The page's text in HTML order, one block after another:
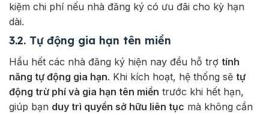
kiệm chi phí nếu nhà đăng ký có ưu đãi cho kỳ hạn
dài.
3.2. Tự động gia hạn tên miền
Hầu hết các nhà đăng ký hiện nay đều hỗ trợ tính
năng tự động gia hạn. Khi kích hoạt, hệ thống sẽ tự
động trừ phí và gia hạn tên miền trước khi hết hạn,
giúp bạn duy trì quyền sở hữu liên tục mà không cần